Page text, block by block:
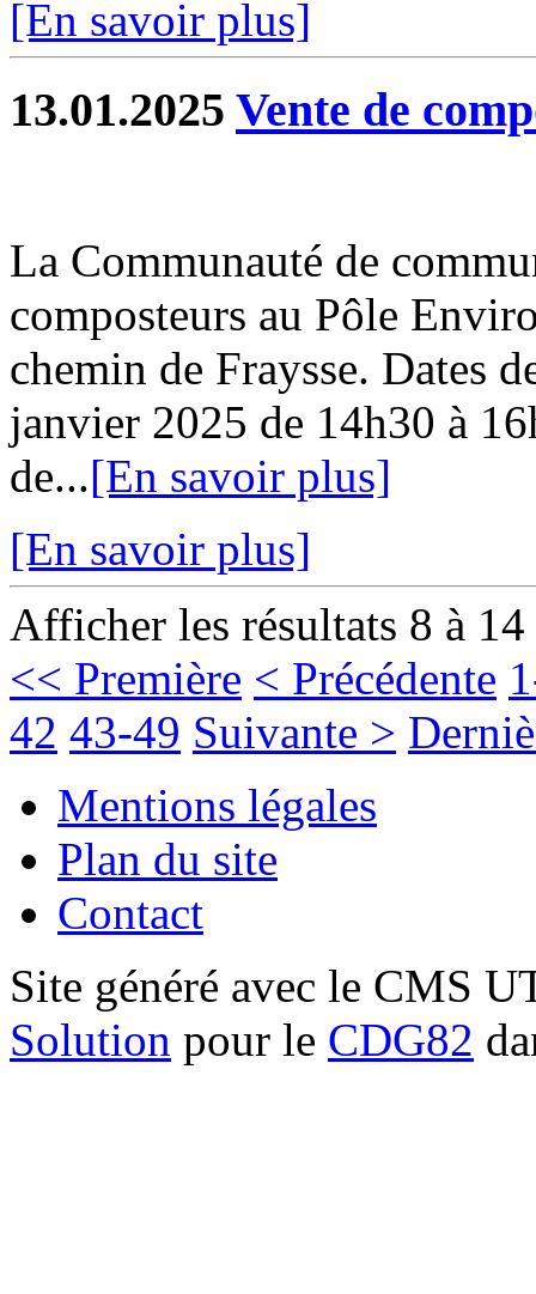
[En savoir plus]
13.01.2025 Vente de
La Communauté de
composteurs au Pôle
chemin de Fraysse. Dates
janvier 2025 de 14h30 à
de...[En savoir plus]
[En savoir plus]
Afficher les résultats 8 à
<< Première < Précédente
42 43-49 Suivante >
Mentions légales
Plan du site
Contact
Site généré avec le CMS
Solution pour le CDG82